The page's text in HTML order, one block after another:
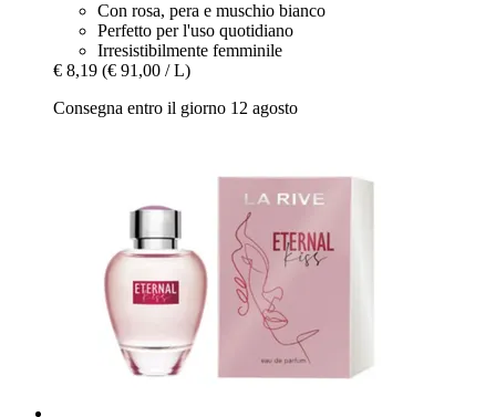
Con rosa, pera e muschio bianco
Perfetto per l'uso quotidiano
Irresistibilmente femminile
€ 8,19 (€ 91,00 / L)
Consegna entro il giorno 12 agosto